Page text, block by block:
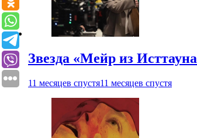
Звезда «Мейр из
11 месяцев спустя11 месяцев спустя